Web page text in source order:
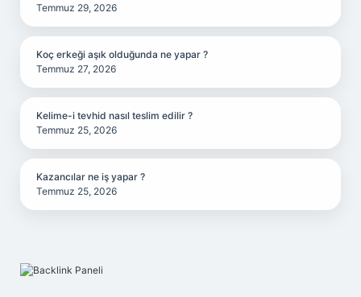
Temmuz 29, 2026
Koç erkeği aşık olduğunda ne yapar ?
Temmuz 27, 2026
Kelime-i tevhid nasıl teslim edilir ?
Temmuz 25, 2026
Kazancılar ne iş yapar ?
Temmuz 25, 2026